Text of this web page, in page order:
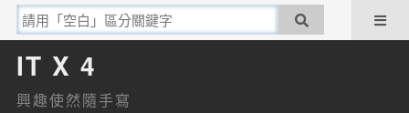
IT X 4
興趣使然隨手寫